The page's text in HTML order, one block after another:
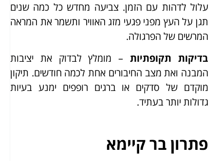
עלול לדהות עם הזמן. צביעה מחדש כל כמה שנים
תגן על העץ מפני פגעי מזג האוויר ותשמר את המראה
המרשים של הפרגולה.
בדיקות תקופתיות– מומלץ לבדוק את יציבות
המבנה ואת מצב החיבורים אחת לכמה חודשים. תיקון
מוקדם של סדקים או ברגים רופפים ימנע בעיות
גדולות יותר בעתיד.
פתרון בר קיימא